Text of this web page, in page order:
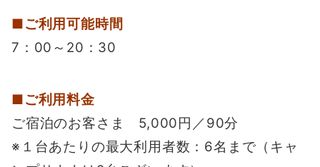
■ご利用可能時間
7：00～20：30
■ご利用料金
ご宿泊のお客さま 5,000円／90分
※１台あたりの最大利用者数：6名まで（キャ